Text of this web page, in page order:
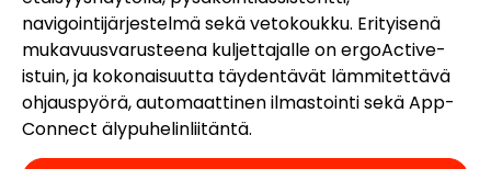
navigointijärjestelmä sekä vetokoukku. Erityisenä
mukavuusvarusteena kuljettajalle on ergoActive-
istuin, ja kokonaisuutta täydentävät lämmitettävä
ohjauspyörä, automaattinen ilmastointi sekä App-
Connect älypuhelinliitäntä.